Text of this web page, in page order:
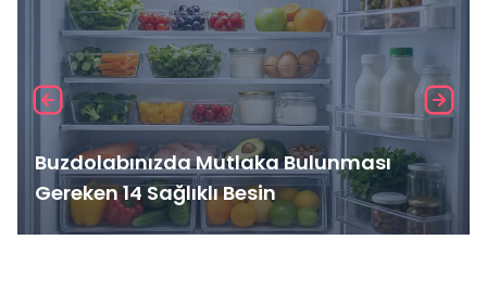
Buzdolabınızda Mutlaka Bulunması
Gereken 14 Sağlıklı Besin